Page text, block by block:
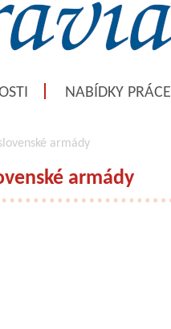
NABÍDKY PRÁCE
armády
armády